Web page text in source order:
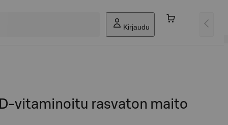
Kirjaudu
vitaminoitu rasvaton maito